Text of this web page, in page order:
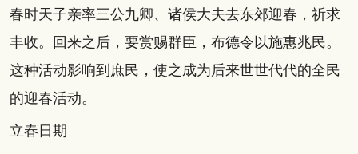
春时天子亲率三公九卿、诸侯大夫去东郊迎春，祈求
丰收。回来之后，要赏赐群臣，布德令以施惠兆民。
这种活动影响到庶民，使之成为后来世世代代的全民
的迎春活动。
立春日期